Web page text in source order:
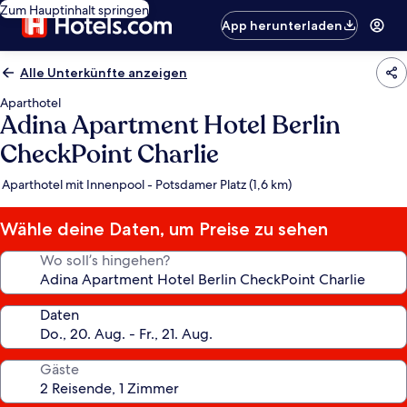
Zum Hauptinhalt springen
App herunterladen
Alle Unterkünfte anzeigen
Aparthotel
Adina Apartment Hotel Berlin
CheckPoint Charlie
Aparthotel mit Innenpool - Potsdamer Platz (1,6 km)
Wähle deine Daten, um Preise zu sehen
Wo soll’s hingehen?
Daten
Gäste